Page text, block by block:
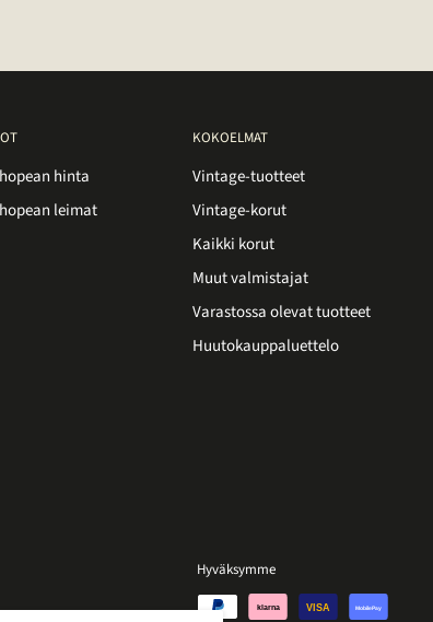
hinta
leimat
KOKOELMAT
Vintage-tuotteet
Vintage-korut
Kaikki korut
Muut valmistajat
Varastossa olevat tuotteet
Huutokauppaluettelo
Hyväksymme
klarna VISA MobilePay